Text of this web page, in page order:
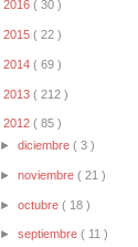
2016 ( 30 )
2015 ( 22 )
2014 ( 69 )
2013 ( 212 )
2012 ( 85 )
►diciembre( 3 )
►noviembre( 21 )
►octubre( 18 )
►septiembre( 11 )